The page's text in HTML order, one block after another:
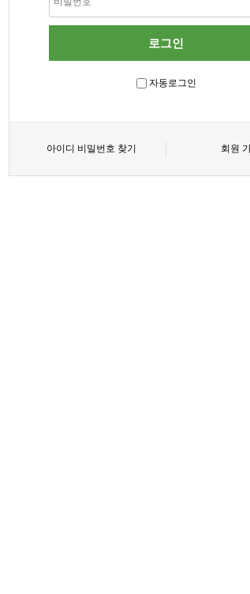
자동로그인
아이디 비밀번호 찾기 회원